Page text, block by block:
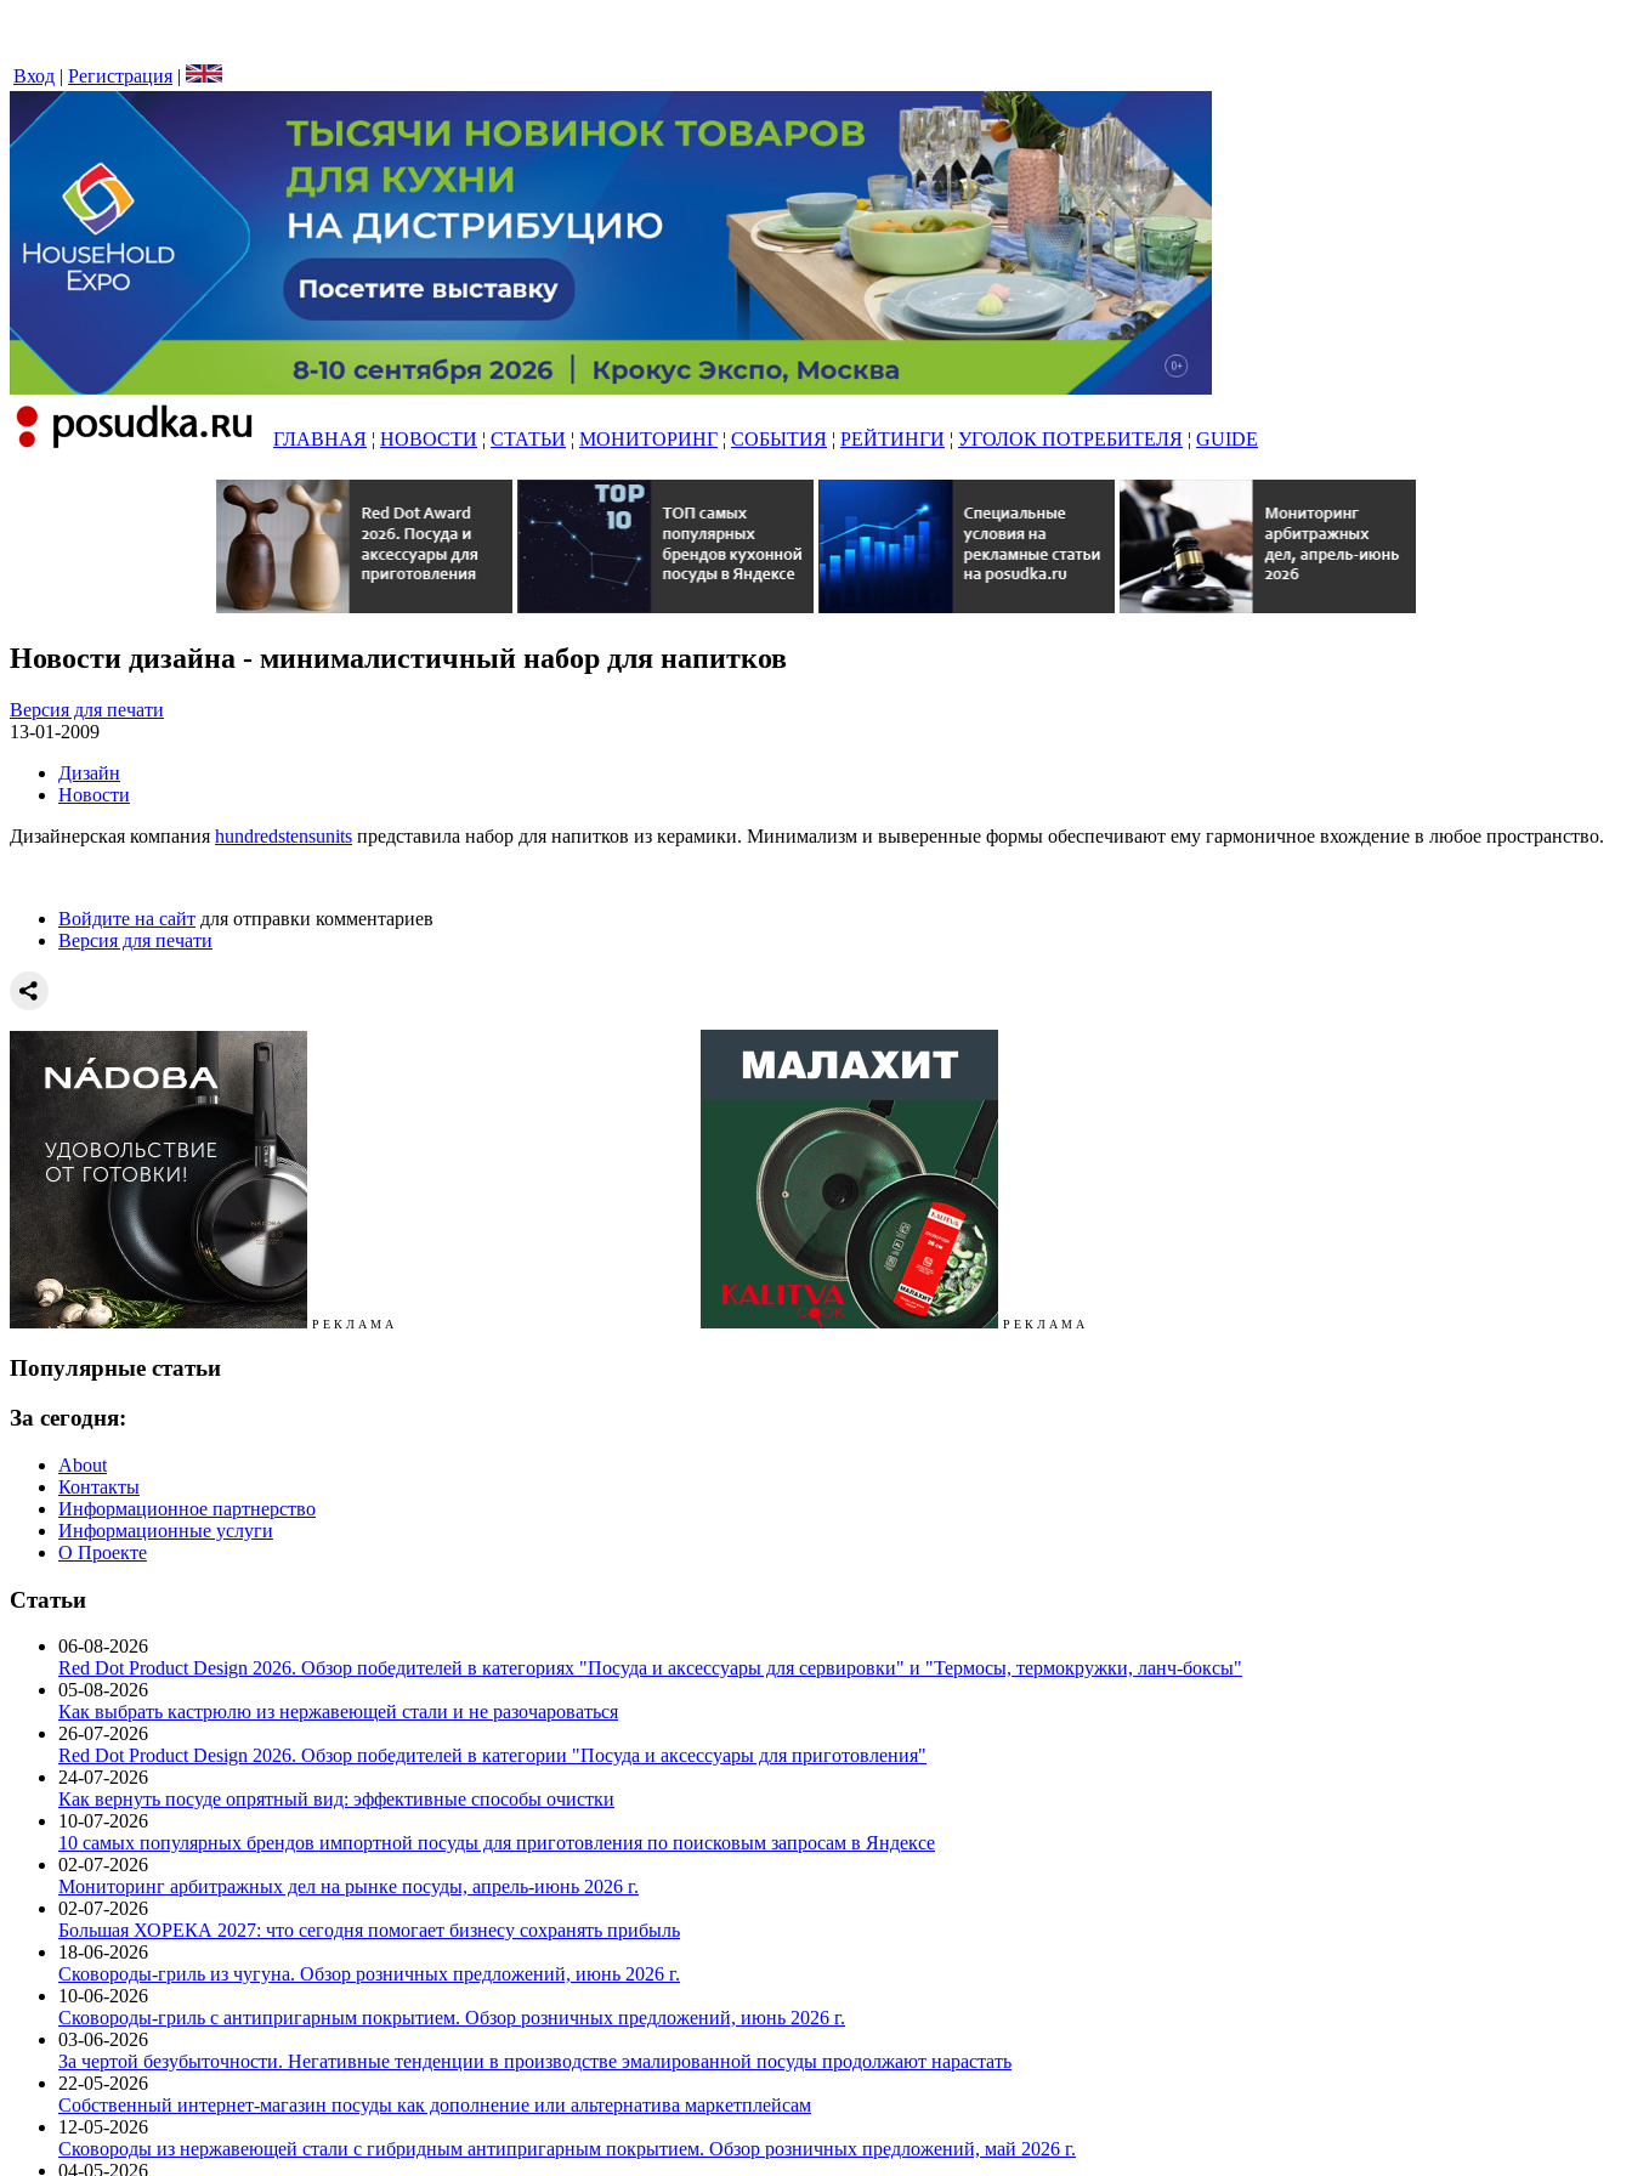
Вход | Регистрация |
ГЛАВНАЯ ¦ НОВОСТИ ¦ СТАТЬИ ¦ МОНИТОРИНГ ¦ СОБЫТИЯ ¦ РЕЙТИНГИ ¦ УГОЛОК ПОТРЕБИТЕЛЯ ¦ GUIDE
Новости дизайна - минималистичный набор для напитков
Версия для печати
13-01-2009
Дизайн
Новости
Дизайнерская компания hundredstensunits представила набор для напитков из керамики. Минимализм и выверенные формы обеспечивают ему гармоничное вхождение в любое пространство.
Войдите на сайт для отправки комментариев
Версия для печати
Р Е К Л А М А Р Е К Л А М А
Популярные статьи
За сегодня:
About
Контакты
Информационное партнерство
Информационные услуги
О Проекте
Статьи
06-08-2026
Red Dot Product Design 2026. Обзор победителей в категориях "Посуда и аксессуары для сервировки" и "Термосы, термокружки, ланч-боксы"
05-08-2026
Как выбрать кастрюлю из нержавеющей стали и не разочароваться
26-07-2026
Red Dot Product Design 2026. Обзор победителей в категории "Посуда и аксессуары для приготовления"
24-07-2026
Как вернуть посуде опрятный вид: эффективные способы очистки
10-07-2026
10 самых популярных брендов импортной посуды для приготовления по поисковым запросам в Яндексе
02-07-2026
Мониторинг арбитражных дел на рынке посуды, апрель-июнь 2026 г.
02-07-2026
Большая ХОРЕКА 2027: что сегодня помогает бизнесу сохранять прибыль
18-06-2026
Сковороды-гриль из чугуна. Обзор розничных предложений, июнь 2026 г.
10-06-2026
Сковороды-гриль с антипригарным покрытием. Обзор розничных предложений, июнь 2026 г.
03-06-2026
За чертой безубыточности. Негативные тенденции в производстве эмалированной посуды продолжают нарастать
22-05-2026
Собственный интернет-магазин посуды как дополнение или альтернатива маркетплейсам
12-05-2026
Сковороды из нержавеющей стали с гибридным антипригарным покрытием. Обзор розничных предложений, май 2026 г.
04-05-2026